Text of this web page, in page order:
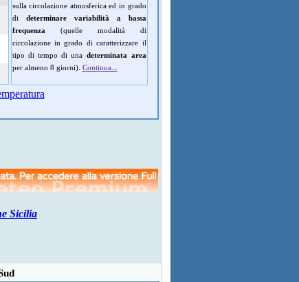
sulla circolazione atmosferica ed in grado
di determinare variabilità a bassa
frequenza
circolazione in grado di caratterizzare il
tipo di tempo di una determinata area
per almeno 8 giorni). Continua...
Sicilia